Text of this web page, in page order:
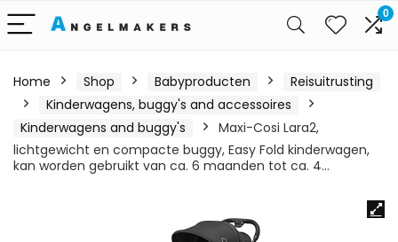
0
Home Shop Babyproducten
Reisuitrusting
Kinderwagens, buggy's and accessoires
Kinderwagens and buggy's
Maxi-Cosi Lara2,
lichtgewicht en compacte buggy, Easy Fold kinderwagen,
kan worden gebruikt van ca. 6 maanden tot ca. 4…